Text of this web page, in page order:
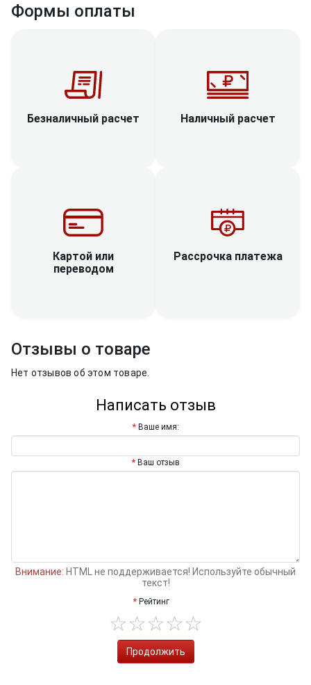
Формы оплаты
Безналичный расчет Наличный расчет
Картой или
переводом
Рассрочка платежа
Отзывы о товаре
Нет отзывов об этом товаре.
Написать отзыв
Ваше имя:
Ваш отзыв
Внимание: HTML не поддерживается! Используйте обычный
текст!
Рейтинг
Продолжить